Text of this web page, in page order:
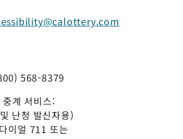
568-8379
계 서비스:
난청 발신자용)
이얼 711 또는